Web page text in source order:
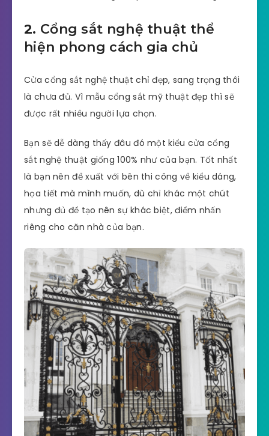
2. Cổng sắt nghệ thuật thể
hiện phong cách gia chủ
Cửa cổng sắt nghệ thuật chỉ đẹp, sang trọng thôi
là chưa đủ. Vì mẫu cổng sắt mỹ thuật đẹp thì sẽ
được rất nhiều người lựa chọn.
Bạn sẽ dễ dàng thấy đâu đó một kiểu cửa cổng
sắt nghệ thuật giống 100% như của bạn. Tốt nhất
là bạn nên đề xuất với bên thi công về kiểu dáng,
họa tiết mà mình muốn, dù chỉ khác một chút
nhưng đủ để tạo nên sự khác biệt, điểm nhấn
riêng cho căn nhà của bạn.